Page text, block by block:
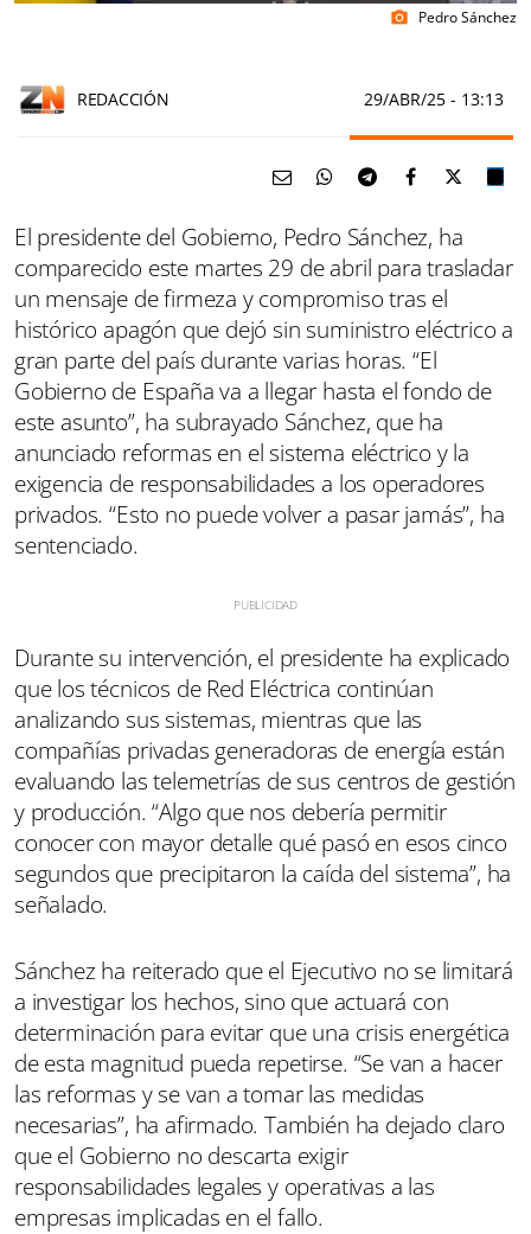
photo_camera Pedro Sánchez
REDACCIÓN 29/ABR/25 - 13:13
El presidente del Gobierno, Pedro Sánchez, ha
comparecido este martes 29 de abril para trasladar
un mensaje de firmeza y compromiso tras el
histórico apagón que dejó sin suministro eléctrico a
gran parte del país durante varias horas. “El
Gobierno de España va a llegar hasta el fondo de
este asunto”, ha subrayado Sánchez, que ha
anunciado reformas en el sistema eléctrico y la
exigencia de responsabilidades a los operadores
privados. “Esto no puede volver a pasar jamás”, ha
sentenciado.
Durante su intervención, el presidente ha explicado
que los técnicos de Red Eléctrica continúan
analizando sus sistemas, mientras que las
compañías privadas generadoras de energía están
evaluando las telemetrías de sus centros de gestión
y producción. “Algo que nos debería permitir
conocer con mayor detalle qué pasó en esos cinco
segundos que precipitaron la caída del sistema”, ha
señalado.
Sánchez ha reiterado que el Ejecutivo no se limitará
a investigar los hechos, sino que actuará con
determinación para evitar que una crisis energética
de esta magnitud pueda repetirse. “Se van a hacer
las reformas y se van a tomar las medidas
necesarias”, ha afirmado. También ha dejado claro
que el Gobierno no descarta exigir
responsabilidades legales y operativas a las
empresas implicadas en el fallo.